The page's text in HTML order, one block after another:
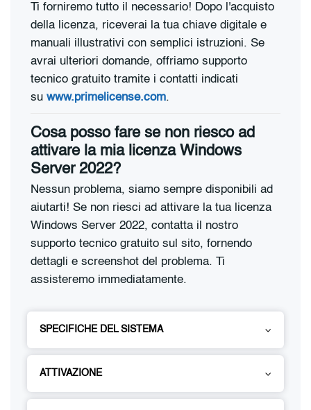
Ti forniremo tutto il necessario! Dopo l'acquisto
della licenza, riceverai la tua chiave digitale e
manuali illustrativi con semplici istruzioni. Se
avrai ulteriori domande, offriamo supporto
tecnico gratuito tramite i contatti indicati
su www.primelicense.com.
Cosa posso fare se non riesco ad
attivare la mia licenza Windows
Server 2022?
Nessun problema, siamo sempre disponibili ad
aiutarti! Se non riesci ad attivare la tua licenza
Windows Server 2022, contatta il nostro
supporto tecnico gratuito sul sito, fornendo
dettagli e screenshot del problema. Ti
assisteremo immediatamente.
SPECIFICHE DEL SISTEMA
ATTIVAZIONE